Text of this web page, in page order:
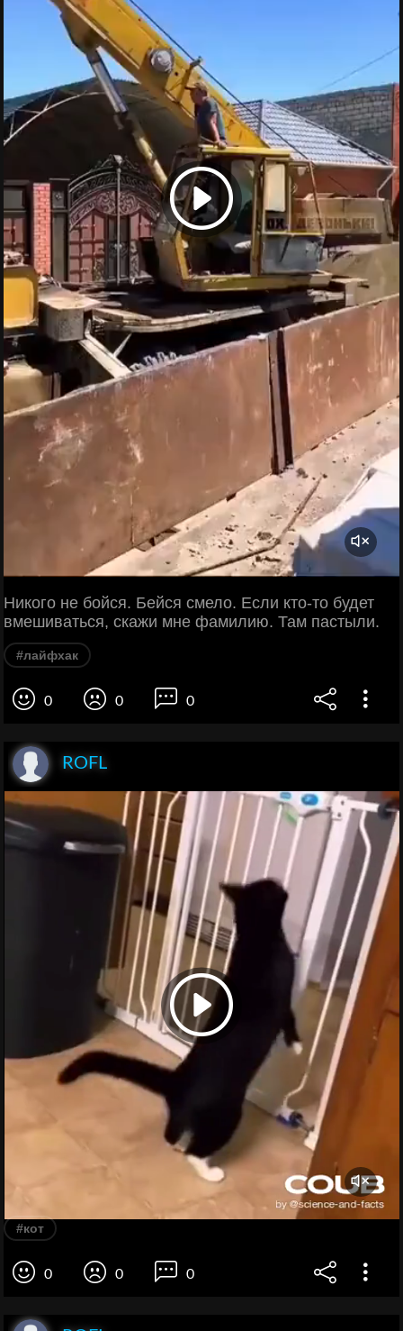
Никого не бойся. Бейся смело. Если кто-то будет
вмешиваться, скажи мне фамилию. Там пастыли.
#лайфхак
0 0 0
ROFL
#кот
0 0 0